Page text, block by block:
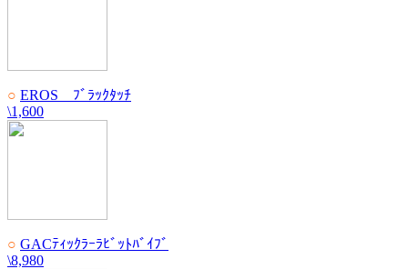
○ EROS ﾌﾞﾗｯｸﾀｯﾁ
\1,600
○ GACﾃｨｯｸﾗｰﾗﾋﾞｯﾄﾊﾞｲﾌﾞ
\8,980